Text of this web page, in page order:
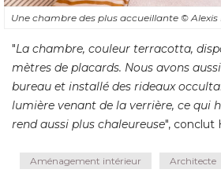
Une chambre des plus accueillante © Alexis
"La chambre, couleur terracotta,
mètres de placards. Nous avons
bureau et installé des rideaux
lumière venant de la verrière, ce qui
rend aussi plus chaleureuse", conclut
Aménagement intérieur Architecte